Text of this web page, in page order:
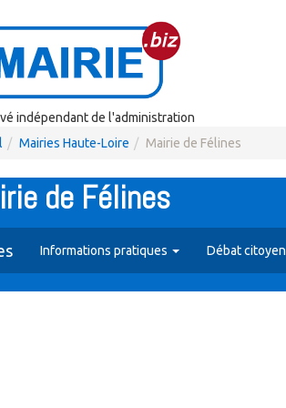
indépendant de l'administration
Mairies Haute-Loire Mairie de Félines
de Félines
Informations pratiques Débat citoyen